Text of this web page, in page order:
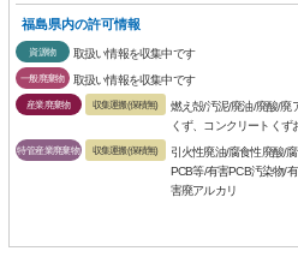
福島県内の許可情報
資源物 取扱い情報を収集中です
一般廃棄物 取扱い情報を収集中です
産業廃棄物 収集運搬(保積無)
燃え殻/汚泥/廃油/廃酸/廃
くず、コンクリートくず
特管産業廃棄物 収集運搬(保積無)
引火性廃油/腐食性廃酸/
PCB等/有害PCB汚染物/
害廃アルカリ